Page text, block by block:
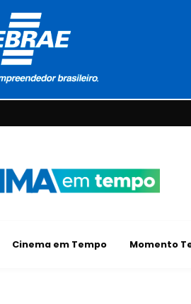
Cinema em Tempo Momento